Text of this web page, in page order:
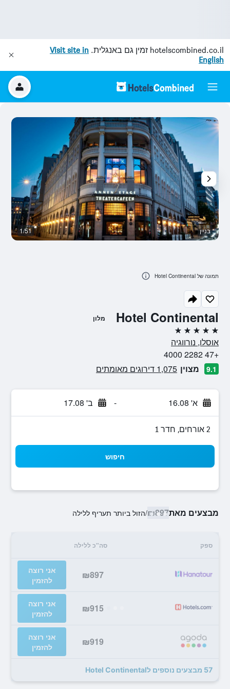
hotelscombined.co.il זמין גם באנגלית. Visit site in
English
Hotel Continental מלון
5 כוכבים
אוסלו, נורווגיה
+47 2282 4000
9.1 מצוין 1,075 דירוגים מאומתים
א' 16.08 - ב' 17.08
2 אורחים, חדר 1
חיפוש
מבצעים מאת₪897
/הזול ביותר תעריף ללילה
ספק סה"כ ללילה
₪897
אני רוצה
להזמין
₪915
אני רוצה
להזמין
₪919
אני רוצה
להזמין
57 מבצעים נוספים לHotel Continental
בניין 1/51
תמונה של Hotel Continental